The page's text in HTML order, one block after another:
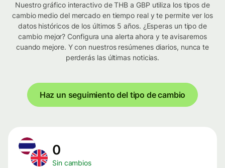
Nuestro gráfico interactivo de THB a GBP utiliza los tipos de
cambio medio del mercado en tiempo real y te permite ver los
datos históricos de los últimos 5 años. ¿Esperas un tipo de
cambio mejor? Configura una alerta ahora y te avisaremos
cuando mejore. Y con nuestros resúmenes diarios, nunca te
perderás las últimas noticias.
Haz un seguimiento del tipo de cambio
0
Sin cambios